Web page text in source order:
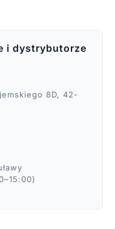
i dystrybutorze
8D, 42-